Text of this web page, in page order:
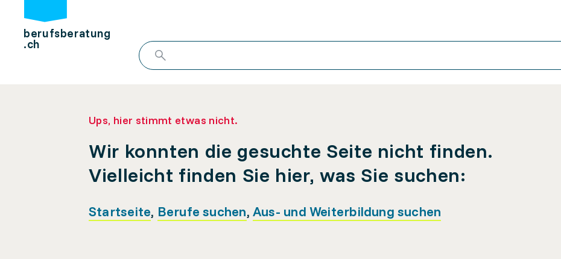
berufsberatung
.ch
Ups, hier stimmt etwas nicht.
Wir konnten die gesuchte Seite nicht finden.
Vielleicht finden Sie hier, was Sie suchen:
Startseite, Berufe suchen, Aus- und Weiterbildung suchen